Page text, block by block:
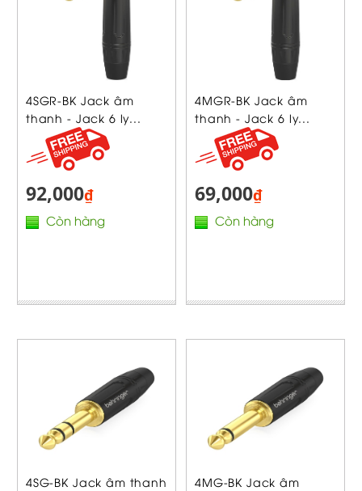
4SGR-BK Jack âm
thanh - Jack 6 ly...
92,000₫
Còn hàng
4MGR-BK Jack âm
thanh - Jack 6 ly...
69,000₫
Còn hàng
4SG-BK Jack âm thanh
4MG-BK Jack âm